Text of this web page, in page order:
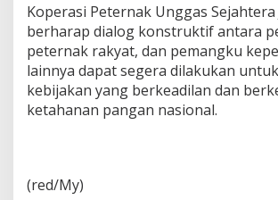
Koperasi Peternak Unggas Sejahtera
berharap dialog konstruktif antara
peternak rakyat, dan pemangku
lainnya dapat segera dilakukan
kebijakan yang berkeadilan dan
ketahanan pangan nasional.
(red/My)